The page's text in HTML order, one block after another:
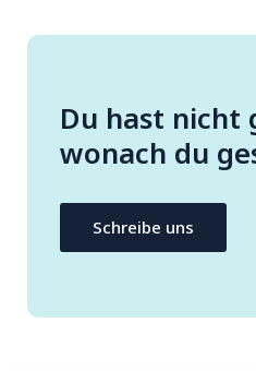
Du hast nicht
wonach du
Schreibe uns